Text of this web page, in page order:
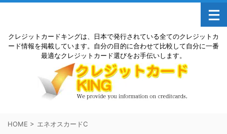
クレジットカードキングは、日本で発行されている全てのクレジットカ
ード情報を掲載しています。自分の目的に合わせて比較して自分に一番
最適なクレジットカード選びをお手伝いします。
HOME > エネオスカードC